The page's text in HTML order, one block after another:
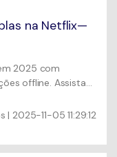
na Netflix—
2025 com
offline. Assista
| 2025-11-05 11:29:12